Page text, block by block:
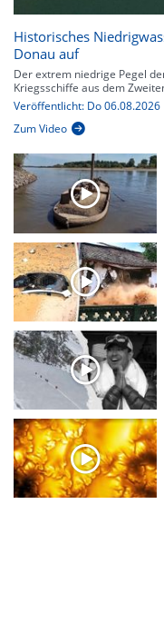
Historisches
Donau auf
Der extrem niedrige Pegel
Kriegsschiffe aus dem
Veröffentlicht: Do
Zum Video